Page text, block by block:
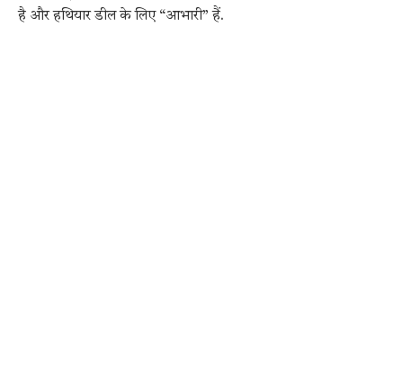
है और हथियार डील के लिए “आभारी” हैं.